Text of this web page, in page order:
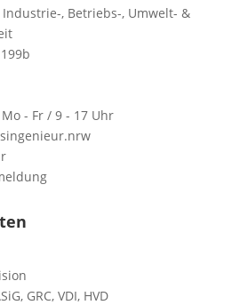
, Betriebs-, Umwelt- &
- Fr / 9 - 17 Uhr
, GRC, VDI, HVD